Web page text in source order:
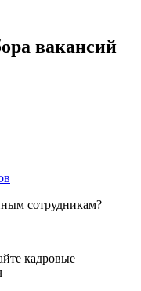
вакансий
сотрудникам?
кадровые